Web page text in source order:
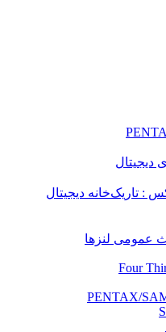
دیجیتال
: تاریک‌خانه دیجیتال
عمومی لنزها
Four
PENTAX/